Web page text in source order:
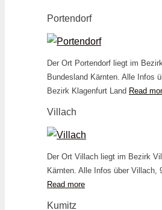
Portendorf
Der Ort Portendorf liegt im
Bundesland Kärnten. Alle Infos
Bezirk Klagenfurt Land Read
Villach
Der Ort Villach liegt im Bezirk
Kärnten. Alle Infos über
Read more
Kumitz